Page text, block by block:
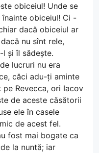
obiceiul! Unde se
obiceiul! Ci -
dacă obiceiul ar
nu sînt rele,
și îl sădește.
lucruri nu era
căci adu-ți aminte
Revecca, ori Iacov
de aceste căsătorii
ele în casele
de acest fel.
fost mai bogate ca
la nuntă; iar